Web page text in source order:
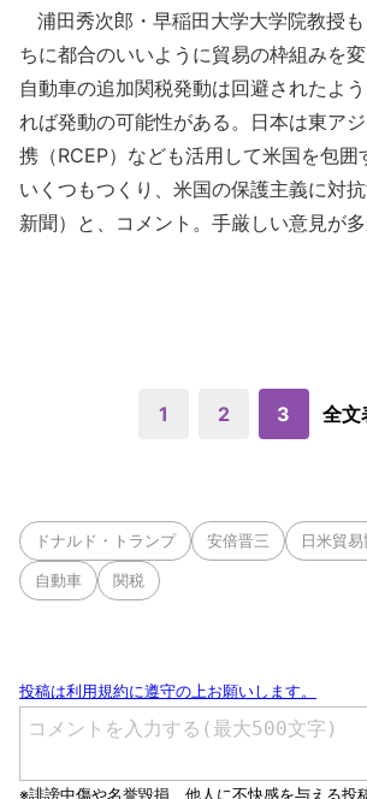
浦田秀次郎・早稲田大学大学院教授
ちに都合のいいように貿易の枠組みを
自動車の追加関税発動は回避されたよ
れば発動の可能性がある。日本は東ア
携（RCEP）なども活用して米国を包囲
いくつもつくり、米国の保護主義に対
新聞）と、コメント。手厳しい意見が多
1 2 3 全文
ドナルド・トランプ 安倍晋三 日米貿易
自動車 関税